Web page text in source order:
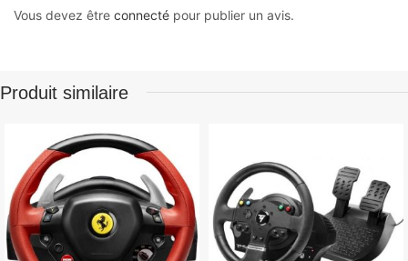
Vous devez être connecté pour publier un avis.
Produit similaire